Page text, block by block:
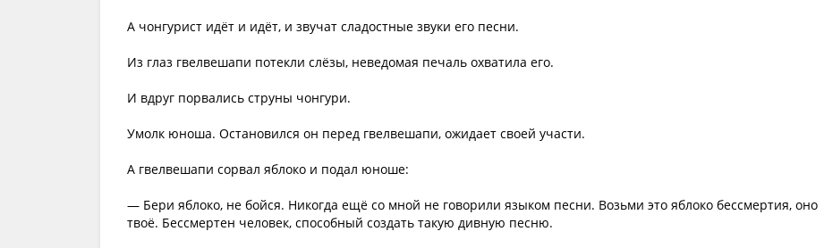
А чонгурист идёт и идёт, и звучат сладостные звуки его песни.
Из глаз гвелвешапи потекли слёзы, неведомая печаль охватила его.
И вдруг порвались струны чонгури.
Умолк юноша. Остановился он перед гвелвешапи, ожидает своей участи.
А гвелвешапи сорвал яблоко и подал юноше:
— Бери яблоко, не бойся. Никогда ещё со мной не говорили языком песни. Возьми это яблоко бессмертия, оно
твоё. Бессмертен человек, способный создать такую дивную песню.